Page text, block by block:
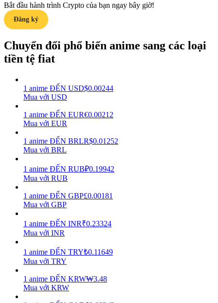
Power Piggy
Làm cho tài sản của bạn tăng giá trị đều đặn
Staking
Bắt đầu hành trình Crypto của bạn ngay bây giờ!
Đăng ký
Chuyển đổi phổ biến anime sang các loại
tiền tệ fiat
1 anime ĐẾN USD$0.00244
Mua với USD
1 anime ĐẾN EUR€0.00212
Mua với EUR
1 anime ĐẾN BRLR$0.01252
Mua với BRL
1 anime ĐẾN RUB₽0.19942
Mua với RUB
1 anime ĐẾN GBP£0.00181
Mua với GBP
1 anime ĐẾN INR₹0.23324
Mua với INR
1 anime ĐẾN TRY₺0.11649
Mua với TRY
1 anime ĐẾN KRW₩3.48
Mua với KRW